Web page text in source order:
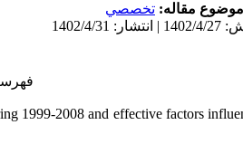
موضوع مقاله: تخصصي
1999-2008 and effective factors